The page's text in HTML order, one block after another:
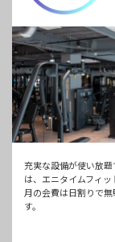
充実な設備が使い放
は、エニタイムフィ
月の会費は日割りで
す。